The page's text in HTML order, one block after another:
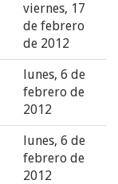
viernes, 17
de febrero
de 2012
lunes, 6 de
febrero de
2012
lunes, 6 de
febrero de
2012